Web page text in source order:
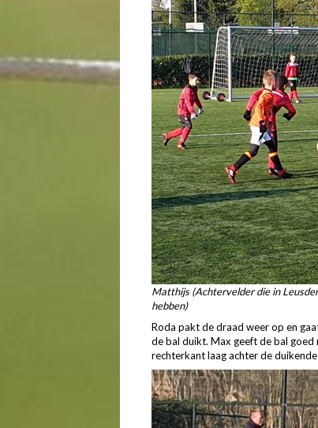
Matthijs (Achtervelder die in
hebben)
Roda pakt de draad weer op en
de bal duikt. Max geeft de bal goed
rechterkant laag achter de